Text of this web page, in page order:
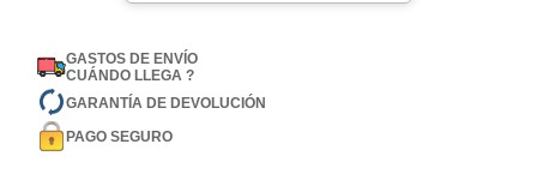
GASTOS DE ENVÍO
CUÁNDO LLEGA ?
GARANTÍA DE DEVOLUCIÓN
PAGO SEGURO